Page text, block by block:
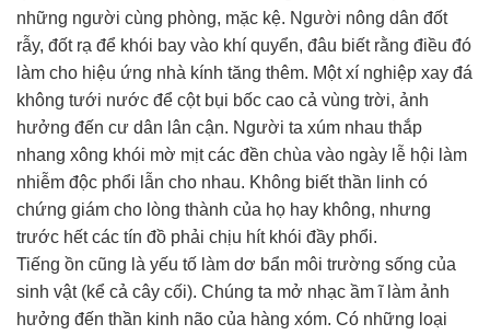
những người cùng phòng, mặc kệ. Người nông dân đốt
rẫy, đốt rạ để khói bay vào khí quyển, đâu biết rằng điều đó
làm cho hiệu ứng nhà kính tăng thêm. Một xí nghiệp xay đá
không tưới nước để cột bụi bốc cao cả vùng trời, ảnh
hưởng đến cư dân lân cận. Người ta xúm nhau thắp
nhang xông khói mờ mịt các đền chùa vào ngày lễ hội làm
nhiễm độc phổi lẫn cho nhau. Không biết thần linh có
chứng giám cho lòng thành của họ hay không, nhưng
trước hết các tín đồ phải chịu hít khói đầy phổi.
Tiếng ồn cũng là yếu tố làm dơ bẩn môi trường sống của
sinh vật (kể cả cây cối). Chúng ta mở nhạc ầm ĩ làm ảnh
hưởng đến thần kinh não của hàng xóm. Có những loại